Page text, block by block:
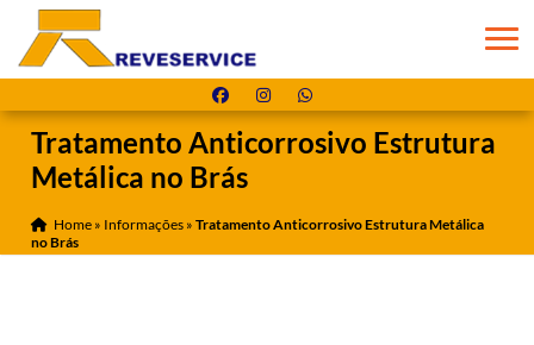
Tratamento Anticorrosivo Estrutura
Metálica no Brás
Home » Informações »Tratamento Anticorrosivo Estrutura Metálica
no Brás